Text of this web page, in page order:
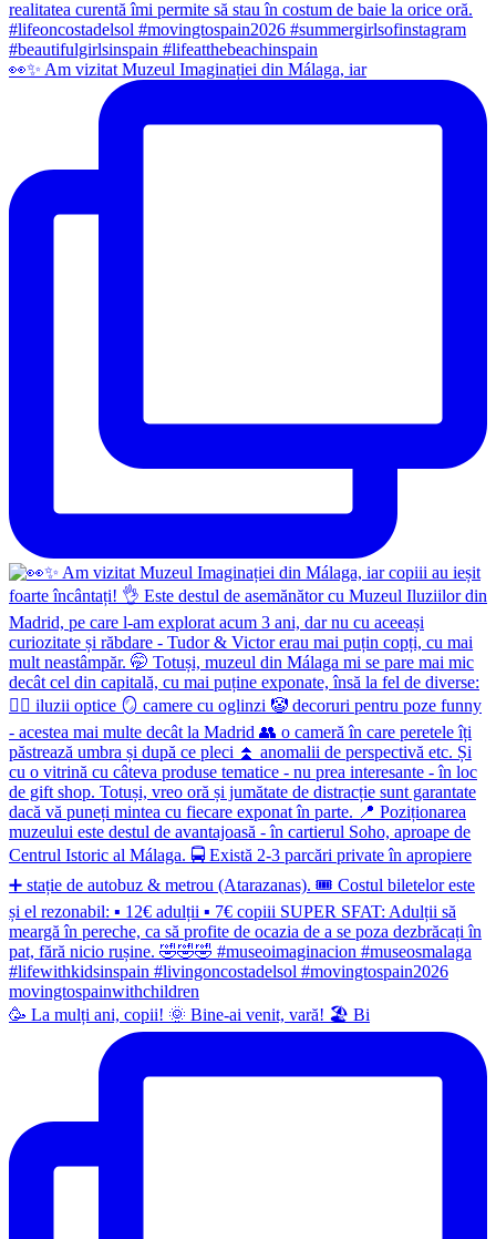
👀✨️ Am vizitat Muzeul Imaginației din Málaga, iar
🥳 La mulți ani, copii! 🌞 Bine-ai venit, vară! 🏖 Bi